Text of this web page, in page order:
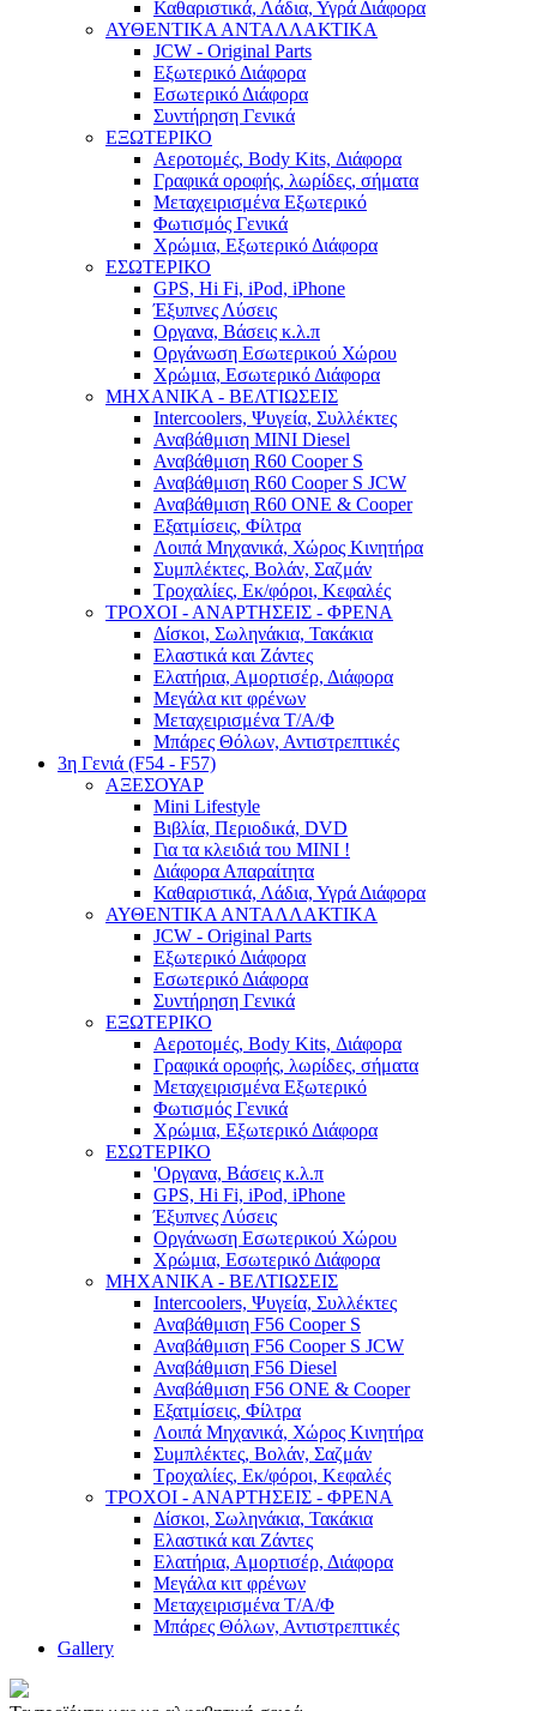
Καθαριστικά, Λάδια, Υγρά Διάφορα
ΑΥΘΕΝΤΙΚΑ ΑΝΤΑΛΛΑΚΤΙΚΑ
JCW - Original Parts
Εξωτερικό Διάφορα
Εσωτερικό Διάφορα
Συντήρηση Γενικά
ΕΞΩΤΕΡΙΚΟ
Αεροτομές, Body Kits, Διάφορα
Γραφικά οροφής, λωρίδες, σήματα
Μεταχειρισμένα Εξωτερικό
Φωτισμός Γενικά
Χρώμια, Εξωτερικό Διάφορα
ΕΣΩΤΕΡΙΚΟ
GPS, Hi Fi, iPod, iPhone
Έξυπνες Λύσεις
Οργανα, Βάσεις κ.λ.π
Οργάνωση Εσωτερικού Χώρου
Χρώμια, Εσωτερικό Διάφορα
ΜΗΧΑΝΙΚΑ - ΒΕΛΤΙΩΣΕΙΣ
Intercoolers, Ψυγεία, Συλλέκτες
Αναβάθμιση MINI Diesel
Αναβάθμιση R60 Cooper S
Αναβάθμιση R60 Cooper S JCW
Αναβάθμιση R60 ONE & Cooper
Εξατμίσεις, Φίλτρα
Λοιπά Μηχανικά, Χώρος Κινητήρα
Συμπλέκτες, Βολάν, Σαζμάν
Τροχαλίες, Εκ/φόροι, Κεφαλές
ΤΡΟΧΟΙ - ΑΝΑΡΤΗΣΕΙΣ - ΦΡΕΝΑ
Δίσκοι, Σωληνάκια, Τακάκια
Ελαστικά και Ζάντες
Ελατήρια, Αμορτισέρ, Διάφορα
Μεγάλα κιτ φρένων
Μεταχειρισμένα Τ/Α/Φ
Μπάρες Θόλων, Αντιστρεπτικές
3η Γενιά (F54 - F57)
ΑΞΕΣΟΥΑΡ
Mini Lifestyle
Βιβλία, Περιοδικά, DVD
Για τα κλειδιά του MINI !
Διάφορα Απαραίτητα
Καθαριστικά, Λάδια, Υγρά Διάφορα
ΑΥΘΕΝΤΙΚΑ ΑΝΤΑΛΛΑΚΤΙΚΑ
JCW - Original Parts
Εξωτερικό Διάφορα
Εσωτερικό Διάφορα
Συντήρηση Γενικά
ΕΞΩΤΕΡΙΚΟ
Αεροτομές, Body Kits, Διάφορα
Γραφικά οροφής, λωρίδες, σήματα
Μεταχειρισμένα Εξωτερικό
Φωτισμός Γενικά
Χρώμια, Εξωτερικό Διάφορα
ΕΣΩΤΕΡΙΚΟ
'Οργανα, Βάσεις κ.λ.π
GPS, Hi Fi, iPod, iPhone
Έξυπνες Λύσεις
Οργάνωση Εσωτερικού Χώρου
Χρώμια, Εσωτερικό Διάφορα
ΜΗΧΑΝΙΚΑ - ΒΕΛΤΙΩΣΕΙΣ
Intercoolers, Ψυγεία, Συλλέκτες
Αναβάθμιση F56 Cooper S
Αναβάθμιση F56 Cooper S JCW
Αναβάθμιση F56 Diesel
Αναβάθμιση F56 ONE & Cooper
Εξατμίσεις, Φίλτρα
Λοιπά Μηχανικά, Χώρος Κινητήρα
Συμπλέκτες, Βολάν, Σαζμάν
Τροχαλίες, Εκ/φόροι, Κεφαλές
ΤΡΟΧΟΙ - ΑΝΑΡΤΗΣΕΙΣ - ΦΡΕΝΑ
Δίσκοι, Σωληνάκια, Τακάκια
Ελαστικά και Ζάντες
Ελατήρια, Αμορτισέρ, Διάφορα
Μεγάλα κιτ φρένων
Μεταχειρισμένα Τ/Α/Φ
Μπάρες Θόλων, Αντιστρεπτικές
Gallery